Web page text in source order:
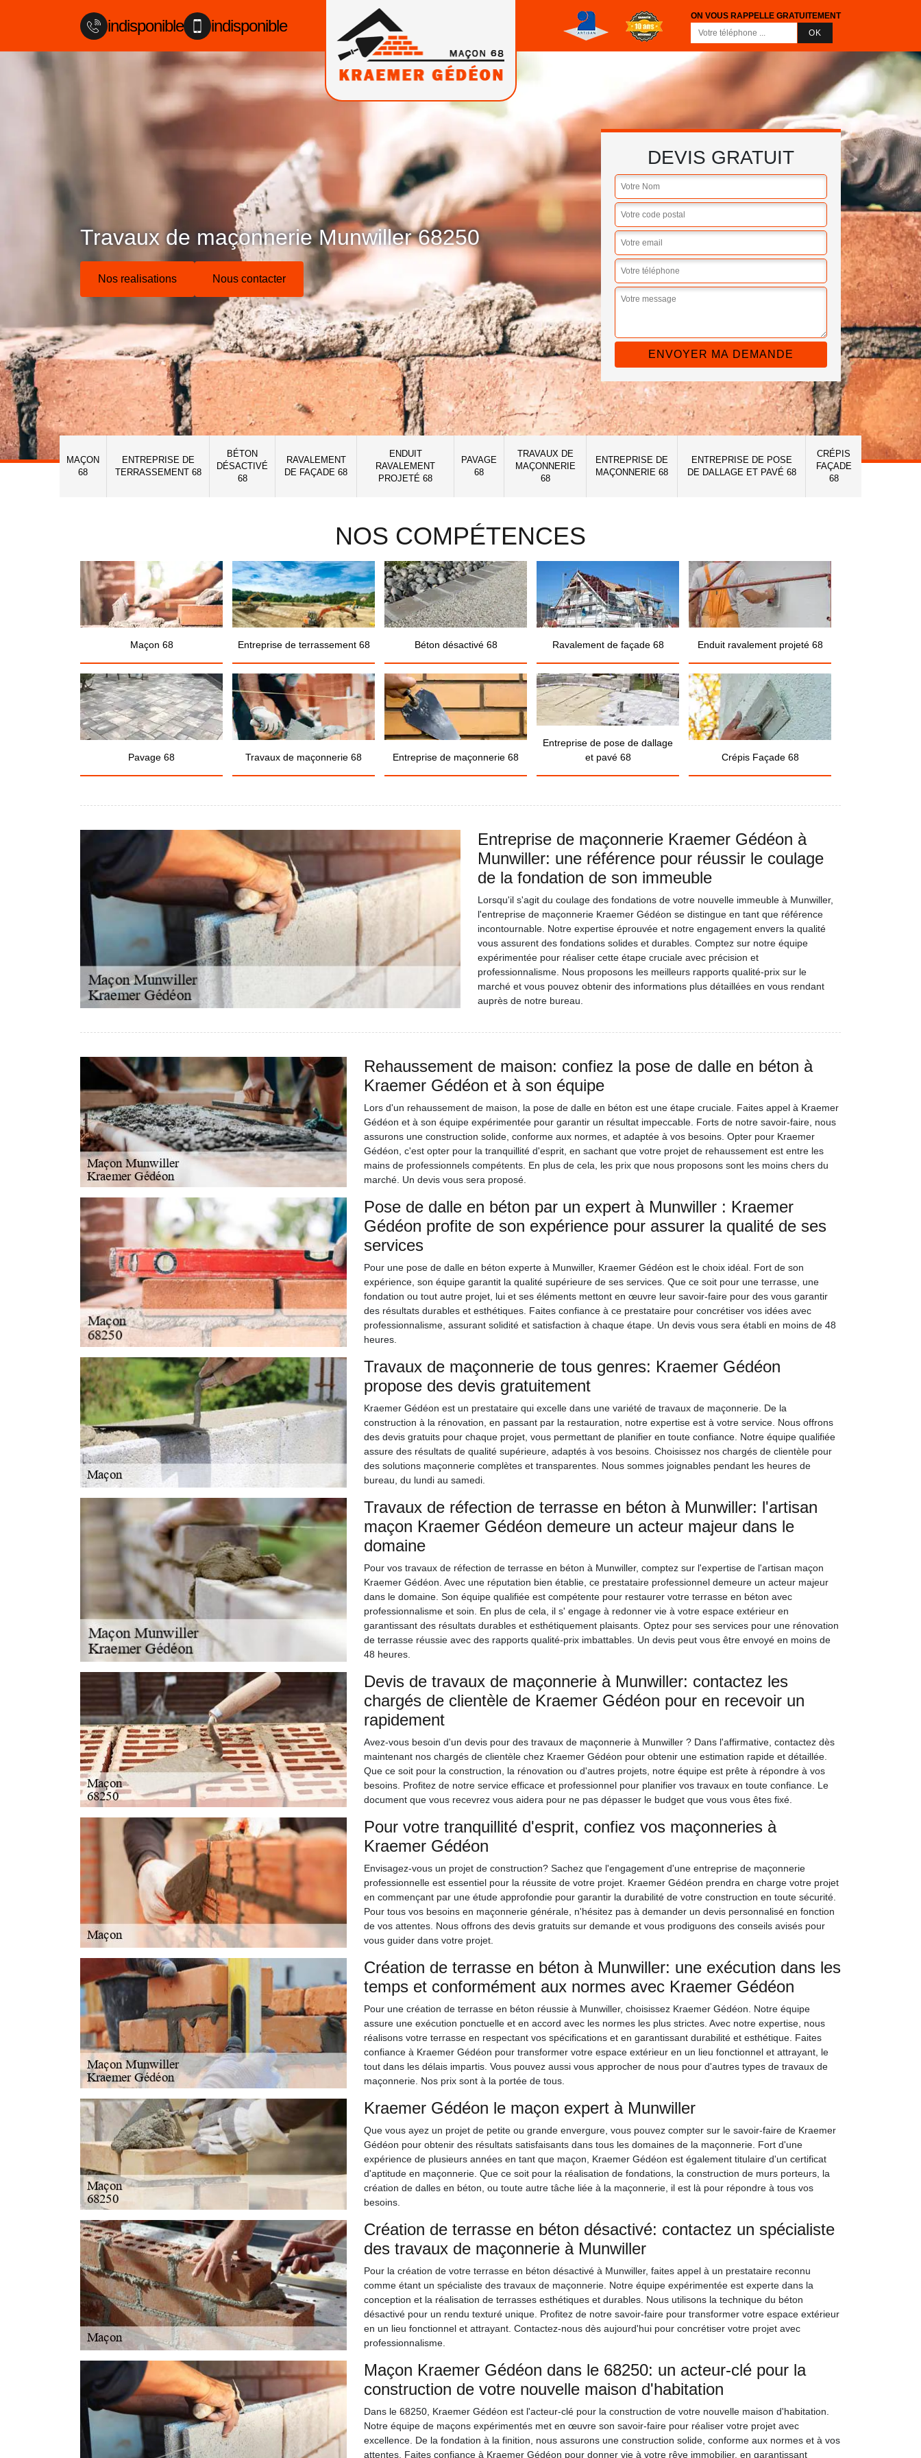
indisponible indisponible
ON VOUS RAPPELLE GRATUITEMENT
Travaux de maçonnerie Munwiller 68250
Nos realisations Nous contacter
DEVIS GRATUIT
MAÇON
68
ENTREPRISE DE
TERRASSEMENT 68
BÉTON
DÉSACTIVÉ
68
RAVALEMENT
DE FAÇADE 68
ENDUIT
RAVALEMENT
PROJETÉ 68
PAVAGE
68
TRAVAUX DE
MAÇONNERIE
68
ENTREPRISE DE
MAÇONNERIE 68
ENTREPRISE DE POSE
DE DALLAGE ET PAVÉ 68
CRÉPIS
FAÇADE
68
NOS COMPÉTENCES
Maçon 68 Entreprise de terrassement 68 Béton désactivé 68 Ravalement de façade 68 Enduit ravalement projeté 68
Pavage 68 Travaux de maçonnerie 68 Entreprise de maçonnerie 68
Entreprise de pose de dallage
et pavé 68
Crépis Façade 68
Entreprise de maçonnerie Kraemer Gédéon à
Munwiller: une référence pour réussir le coulage
de la fondation de son immeuble
Lorsqu'il s'agit du coulage des fondations de votre nouvelle immeuble à Munwiller,
l'entreprise de maçonnerie Kraemer Gédéon se distingue en tant que référence
incontournable. Notre expertise éprouvée et notre engagement envers la qualité
vous assurent des fondations solides et durables. Comptez sur notre équipe
expérimentée pour réaliser cette étape cruciale avec précision et
professionnalisme. Nous proposons les meilleurs rapports qualité-prix sur le
marché et vous pouvez obtenir des informations plus détaillées en vous rendant
auprès de notre bureau.
Rehaussement de maison: confiez la pose de dalle en béton à
Kraemer Gédéon et à son équipe
Lors d'un rehaussement de maison, la pose de dalle en béton est une étape cruciale. Faites appel à Kraemer
Gédéon et à son équipe expérimentée pour garantir un résultat impeccable. Forts de notre savoir-faire, nous
assurons une construction solide, conforme aux normes, et adaptée à vos besoins. Opter pour Kraemer
Gédéon, c'est opter pour la tranquillité d'esprit, en sachant que votre projet de rehaussement est entre les
mains de professionnels compétents. En plus de cela, les prix que nous proposons sont les moins chers du
marché. Un devis vous sera proposé.
Pose de dalle en béton par un expert à Munwiller : Kraemer
Gédéon profite de son expérience pour assurer la qualité de ses
services
Pour une pose de dalle en béton experte à Munwiller, Kraemer Gédéon est le choix idéal. Fort de son
expérience, son équipe garantit la qualité supérieure de ses services. Que ce soit pour une terrasse, une
fondation ou tout autre projet, lui et ses éléments mettont en œuvre leur savoir-faire pour des vous garantir
des résultats durables et esthétiques. Faites confiance à ce prestataire pour concrétiser vos idées avec
professionnalisme, assurant solidité et satisfaction à chaque étape. Un devis vous sera établi en moins de 48
heures.
Travaux de maçonnerie de tous genres: Kraemer Gédéon
propose des devis gratuitement
Kraemer Gédéon est un prestataire qui excelle dans une variété de travaux de maçonnerie. De la
construction à la rénovation, en passant par la restauration, notre expertise est à votre service. Nous offrons
des devis gratuits pour chaque projet, vous permettant de planifier en toute confiance. Notre équipe qualifiée
assure des résultats de qualité supérieure, adaptés à vos besoins. Choisissez nos chargés de clientèle pour
des solutions maçonnerie complètes et transparentes. Nous sommes joignables pendant les heures de
bureau, du lundi au samedi.
Travaux de réfection de terrasse en béton à Munwiller: l'artisan
maçon Kraemer Gédéon demeure un acteur majeur dans le
domaine
Pour vos travaux de réfection de terrasse en béton à Munwiller, comptez sur l'expertise de l'artisan maçon
Kraemer Gédéon. Avec une réputation bien établie, ce prestataire professionnel demeure un acteur majeur
dans le domaine. Son équipe qualifiée est compétente pour restaurer votre terrasse en béton avec
professionnalisme et soin. En plus de cela, il s' engage à redonner vie à votre espace extérieur en
garantissant des résultats durables et esthétiquement plaisants. Optez pour ses services pour une rénovation
de terrasse réussie avec des rapports qualité-prix imbattables. Un devis peut vous être envoyé en moins de
48 heures.
Devis de travaux de maçonnerie à Munwiller: contactez les
chargés de clientèle de Kraemer Gédéon pour en recevoir un
rapidement
Avez-vous besoin d'un devis pour des travaux de maçonnerie à Munwiller ? Dans l'affirmative, contactez dès
maintenant nos chargés de clientèle chez Kraemer Gédéon pour obtenir une estimation rapide et détaillée.
Que ce soit pour la construction, la rénovation ou d'autres projets, notre équipe est prête à répondre à vos
besoins. Profitez de notre service efficace et professionnel pour planifier vos travaux en toute confiance. Le
document que vous recevrez vous aidera pour ne pas dépasser le budget que vous vous êtes fixé.
Pour votre tranquillité d'esprit, confiez vos maçonneries à
Kraemer Gédéon
Envisagez-vous un projet de construction? Sachez que l'engagement d'une entreprise de maçonnerie
professionnelle est essentiel pour la réussite de votre projet. Kraemer Gédéon prendra en charge votre projet
en commençant par une étude approfondie pour garantir la durabilité de votre construction en toute sécurité.
Pour tous vos besoins en maçonnerie générale, n'hésitez pas à demander un devis personnalisé en fonction
de vos attentes. Nous offrons des devis gratuits sur demande et vous prodiguons des conseils avisés pour
vous guider dans votre projet.
Création de terrasse en béton à Munwiller: une exécution dans les
temps et conformément aux normes avec Kraemer Gédéon
Pour une création de terrasse en béton réussie à Munwiller, choisissez Kraemer Gédéon. Notre équipe
assure une exécution ponctuelle et en accord avec les normes les plus strictes. Avec notre expertise, nous
réalisons votre terrasse en respectant vos spécifications et en garantissant durabilité et esthétique. Faites
confiance à Kraemer Gédéon pour transformer votre espace extérieur en un lieu fonctionnel et attrayant, le
tout dans les délais impartis. Vous pouvez aussi vous approcher de nous pour d'autres types de travaux de
maçonnerie. Nos prix sont à la portée de tous.
Kraemer Gédéon le maçon expert à Munwiller
Que vous ayez un projet de petite ou grande envergure, vous pouvez compter sur le savoir-faire de Kraemer
Gédéon pour obtenir des résultats satisfaisants dans tous les domaines de la maçonnerie. Fort d'une
expérience de plusieurs années en tant que maçon, Kraemer Gédéon est également titulaire d'un certificat
d'aptitude en maçonnerie. Que ce soit pour la réalisation de fondations, la construction de murs porteurs, la
création de dalles en béton, ou toute autre tâche liée à la maçonnerie, il est là pour répondre à tous vos
besoins.
Création de terrasse en béton désactivé: contactez un spécialiste
des travaux de maçonnerie à Munwiller
Pour la création de votre terrasse en béton désactivé à Munwiller, faites appel à un prestataire reconnu
comme étant un spécialiste des travaux de maçonnerie. Notre équipe expérimentée est experte dans la
conception et la réalisation de terrasses esthétiques et durables. Nous utilisons la technique du béton
désactivé pour un rendu texturé unique. Profitez de notre savoir-faire pour transformer votre espace extérieur
en un lieu fonctionnel et attrayant. Contactez-nous dès aujourd'hui pour concrétiser votre projet avec
professionnalisme.
Maçon Kraemer Gédéon dans le 68250: un acteur-clé pour la
construction de votre nouvelle maison d'habitation
Dans le 68250, Kraemer Gédéon est l'acteur-clé pour la construction de votre nouvelle maison d'habitation.
Notre équipe de maçons expérimentés met en œuvre son savoir-faire pour réaliser votre projet avec
excellence. De la fondation à la finition, nous assurons une construction solide, conforme aux normes et à vos
attentes. Faites confiance à Kraemer Gédéon pour donner vie à votre rêve immobilier, en garantissant